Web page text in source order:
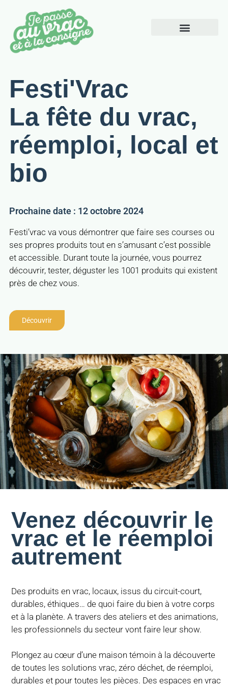
Festi'Vrac
La fête du vrac,
réemploi, local et
bio
Prochaine date : 12 octobre 2024
Festi’vrac va vous démontrer que faire ses courses ou
ses propres produits tout en s’amusant c’est possible
et accessible. Durant toute la journée, vous pourrez
découvrir, tester, déguster les 1001 produits qui existent
près de chez vous.
Découvrir
Venez découvrir le
vrac et le réemploi
autrement
Des produits en vrac, locaux, issus du circuit-court,
durables, éthiques… de quoi faire du bien à votre corps
et à la planète. A travers des ateliers et des animations,
les professionnels du secteur vont faire leur show.
Plongez au cœur d’une maison témoin à la découverte
de toutes les solutions vrac, zéro déchet, de réemploi,
durables et pour toutes les pièces. Des espaces en vrac